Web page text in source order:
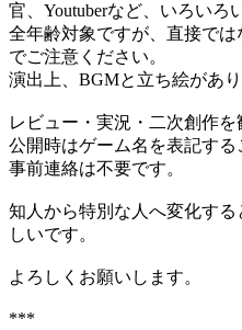
官、Youtuberなど、いろいろ
全年齢対象ですが、直接で
でご注意ください。
演出上、BGMと立ち絵があり
レビュー・実況・二次創作を
公開時はゲーム名を表記する
事前連絡は不要です。
知人から特別な人へ変化す
しいです。
よろしくお願いします。
***